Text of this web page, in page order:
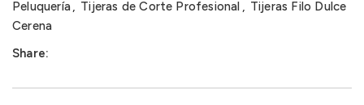
Peluquería, Tijeras de Corte Profesional , Tijeras Filo Dulce
Cerena
Share: